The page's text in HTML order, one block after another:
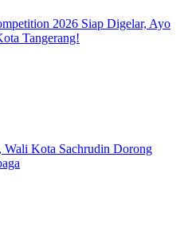
2026 Siap Digelar, Ayo
Tangerang!
Wali Kota Sachrudin Dorong